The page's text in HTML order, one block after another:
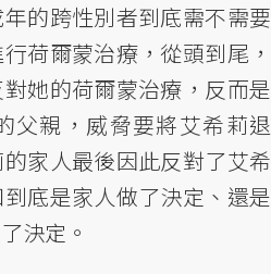
的跨性別者到底需不需要
荷爾蒙治療，從頭到尾，
她的荷爾蒙治療，反而是
父親，威脅要將艾希莉退
家人最後因此反對了艾希
底是家人做了決定、還是
決定。